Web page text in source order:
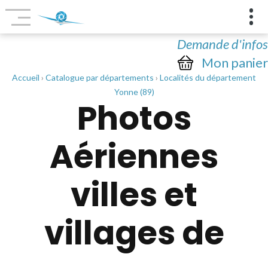
Demande d'infos
Mon panier
Accueil › Catalogue par départements › Localités du département
Yonne (89)
Photos
Aériennes
villes et
villages de